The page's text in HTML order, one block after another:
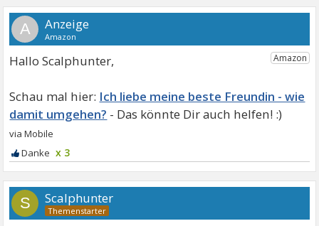
A
Hallo Scalphunter,
Ich liebe meine beste Freundin - wie
damit umgehen?
x 3
S Scalphunter